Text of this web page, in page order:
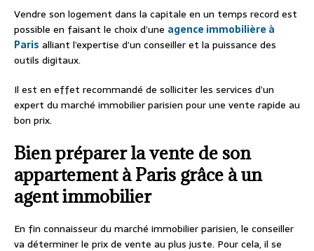
Vendre son logement dans la capitale en un temps record est
possible en faisant le choix d’une agence immobilière à
Paris alliant l’expertise d’un conseiller et la puissance des
outils digitaux.
Il est en effet recommandé de solliciter les services d’un
expert du marché immobilier parisien pour une vente rapide au
bon prix.
Bien préparer la vente de son
appartement à Paris grâce à un
agent immobilier
En fin connaisseur du marché immobilier parisien, le conseiller
va déterminer le prix de vente au plus juste. Pour cela, il se